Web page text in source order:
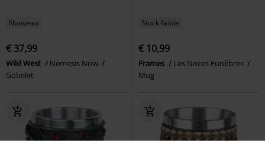
Nouveau
€ 37,99
Wild West
Nemesis Now
Gobelet
Stock faible
€ 10,99
Frames
Les Noces Funèbres
Mug